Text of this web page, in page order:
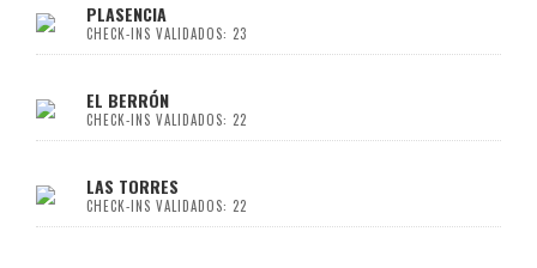
PLASENCIA
CHECK-INS VALIDADOS: 23
EL BERRÓN
CHECK-INS VALIDADOS: 22
LAS TORRES
CHECK-INS VALIDADOS: 22